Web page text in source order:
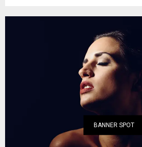
BANNER SPOT